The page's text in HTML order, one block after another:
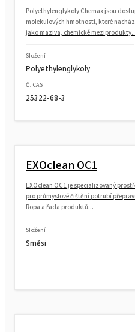
Polyethylenglykoly Chemax jsou
molekulových hmotností, které
jako maziva, chemické
Složení
Polyethylenglykoly
Č. CAS
25322-68-3
EXOclean OC1
EXOclean OC1 je specializovaný
pro průmyslové čištění potrubí
Ropa a řada produktů...
Složení
Směsi